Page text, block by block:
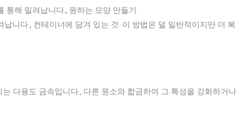
통해 밀려납니다., 원하는 모양 만들기.
납니다., 컨테이너에 담겨 있는 것. 이 방법은 덜 일반적이지만 더 복
다용도 금속입니다., 다른 원소와 합금하여 그 특성을 강화하거나